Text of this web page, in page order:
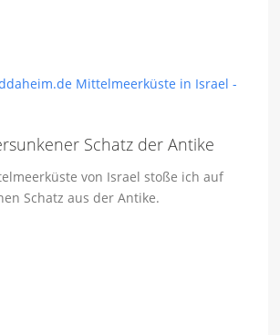
Schatz der Antike
von Israel stoße ich auf
Schatz aus der Antike.